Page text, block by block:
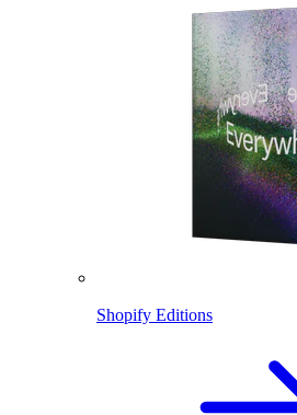
Shopify Editions